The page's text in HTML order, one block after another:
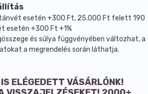
Ráadásul nem hasznosul teljes
így 40%-kal kevesebb
hagyományos cukorhoz képest.
jó vele
csaknem teljesen egyezik a
így nem kell átszámolni a
készült receptekben megadott
esetén +300 Ft, 25.000 Ft felett 190
esetén +300 Ft +1%
és súlya függvényében változhat, a
a megrendelés során láthatja.
IS ELÉGEDETT VÁSÁRLÓNK!